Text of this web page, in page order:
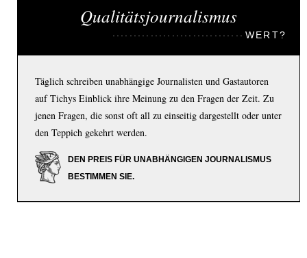
Qualitätsjournalismus
WERT?
Täglich schreiben unabhängige Journalisten und Gastautoren
auf Tichys Einblick ihre Meinung zu den Fragen der Zeit. Zu
jenen Fragen, die sonst oft all zu einseitig dargestellt oder unter
den Teppich gekehrt werden.
DEN PREIS FÜR UNABHÄNGIGEN JOURNALISMUS
BESTIMMEN SIE.